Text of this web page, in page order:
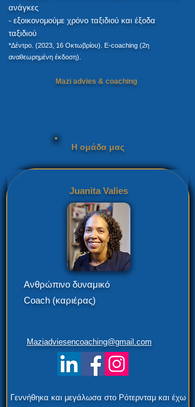
ανάγκες
- εξοικονομούμε χρόνο ταξιδιού και έξοδα
ταξιδιού
*Δέντρο. (2023, 16 Οκτωβρίου). E-coaching (2η
αναθεωρημένη έκδοση).
Mazi advies & coaching
Η ομάδα μας
Juanita Valies
Ανθρώπινο δυναμικό
Coach (καριέρας)
Maziadviesencoaching@gmail.com
Γεννήθηκα και μεγάλωσα στο Ρότερνταμ και έχω